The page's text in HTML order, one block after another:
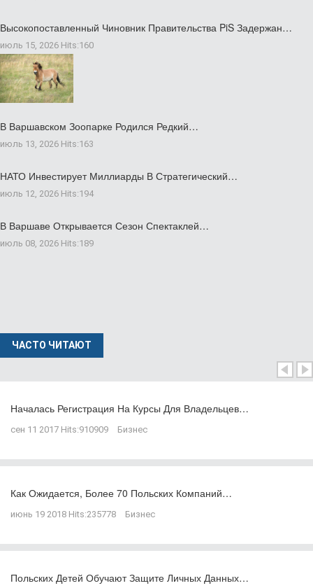
Высокопоставленный Чиновник Правительства PiS Задержан…
июль 15, 2026 Hits:160
В Варшавском Зоопарке Родился Редкий…
июль 13, 2026 Hits:163
НАТО Инвестирует Миллиарды В Стратегический…
июль 12, 2026 Hits:194
В Варшаве Открывается Сезон Спектаклей…
июль 08, 2026 Hits:189
ЧАСТО ЧИТАЮТ
Началась Регистрация На Курсы Для Владельцев…
сен 11 2017 Hits:910909 Бизнес
Как Ожидается, Более 70 Польских Компаний…
июнь 19 2018 Hits:235778 Бизнес
Польских Детей Обучают Защите Личных Данных…